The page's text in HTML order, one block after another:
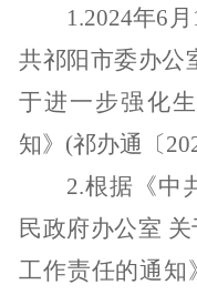
1.2024年6 月
共祁阳市委办公
于进一步强化
知》 (祁办通〔
2.根据《中
民政府办公室
工作责任的通知